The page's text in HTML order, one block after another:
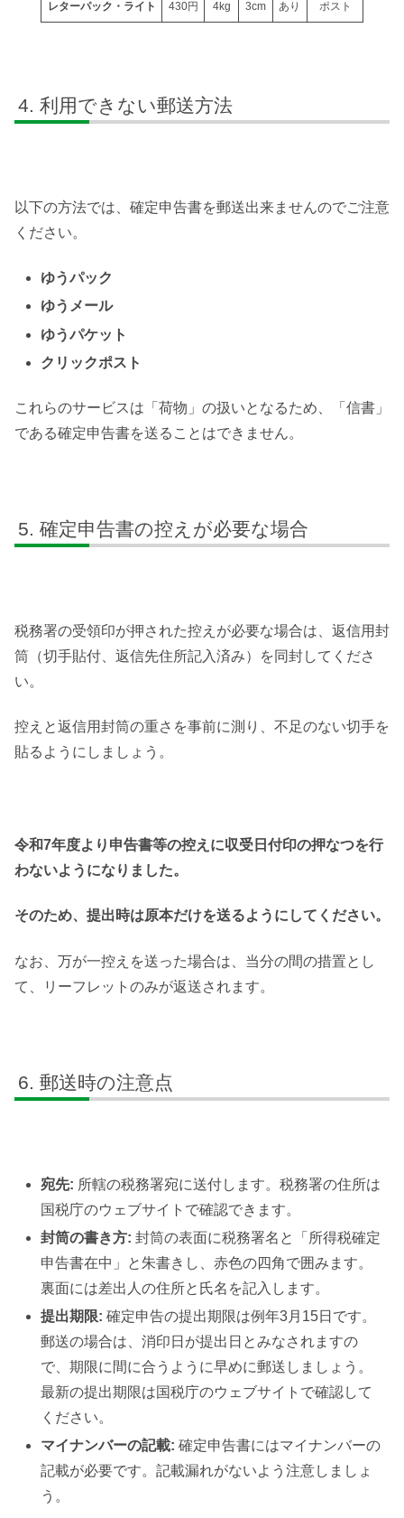
レターパック・ライト 430円 4kg 3cm あり ポスト
利用できない郵送方法
以下の方法では、確定申告書を郵送出来ませんのでご注意
ください。
ゆうパック
ゆうメール
ゆうパケット
クリックポスト
これらのサービスは「荷物」の扱いとなるため、「信書」
である確定申告書を送ることはできません。
確定申告書の控えが必要な場合
税務署の受領印が押された控えが必要な場合は、返信用封
筒（切手貼付、返信先住所記入済み）を同封してくださ
い。
控えと返信用封筒の重さを事前に測り、不足のない切手を
貼るようにしましょう。
令和7年度より申告書等の控えに収受日付印の押なつを行
わないようになりました。
そのため、提出時は原本だけを送るようにしてください。
なお、万が一控えを送った場合は、当分の間の措置とし
て、リーフレットのみが返送されます。
郵送時の注意点
宛先: 所轄の税務署宛に送付します。税務署の住所は
国税庁のウェブサイトで確認できます。
封筒の書き方: 封筒の表面に税務署名と「所得税確定
申告書在中」と朱書きし、赤色の四角で囲みます。
裏面には差出人の住所と氏名を記入します。
提出期限: 確定申告の提出期限は例年3月15日です。
郵送の場合は、消印日が提出日とみなされますの
で、期限に間に合うように早めに郵送しましょう。
最新の提出期限は国税庁のウェブサイトで確認して
ください。
マイナンバーの記載: 確定申告書にはマイナンバーの
記載が必要です。記載漏れがないよう注意しましょ
う。